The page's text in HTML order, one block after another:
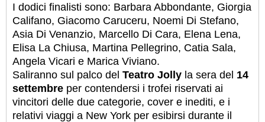
I dodici finalisti sono: Barbara Abbondante, Giorgia
Califano, Giacomo Caruceru, Noemi Di Stefano,
Asia Di Venanzio, Marcello Di Cara, Elena Lena,
Elisa La Chiusa, Martina Pellegrino, Catia Sala,
Angela Vicari e Marica Viviano.
Saliranno sul palco del Teatro Jolly la sera del 14
settembre per contendersi i trofei riservati ai
vincitori delle due categorie, cover e inediti, e i
relativi viaggi a New York per esibirsi durante il